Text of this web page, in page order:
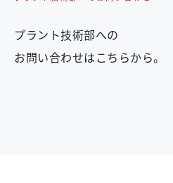
プラント技術部への
お問い合わせはこちらから。